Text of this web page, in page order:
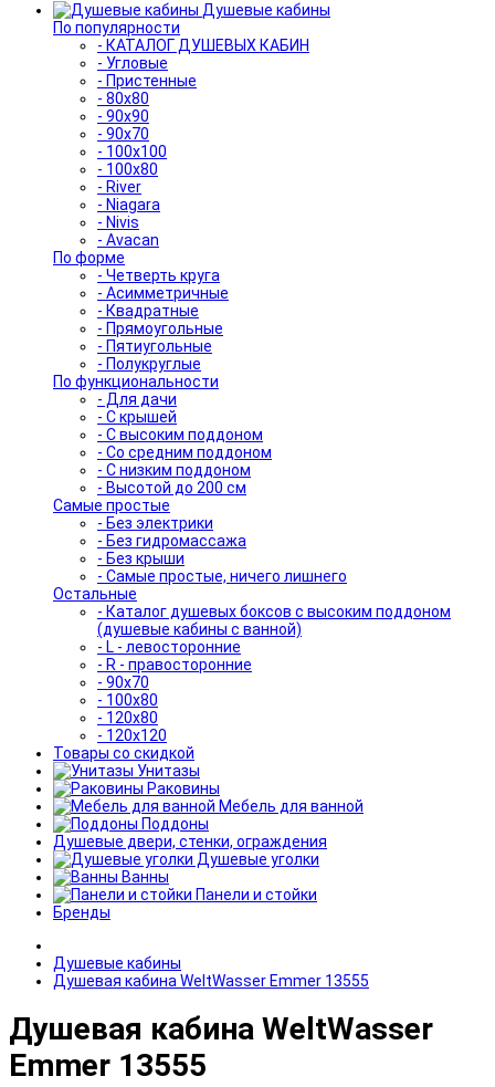
Душевые кабины
По популярности
- КАТАЛОГ ДУШЕВЫХ КАБИН
- Угловые
- Пристенные
- 80x80
- 90x90
- 90x70
- 100x100
- 100x80
- River
- Niagara
- Nivis
- Avacan
По форме
- Четверть круга
- Асимметричные
- Квадратные
- Прямоугольные
- Пятиугольные
- Полукруглые
По функциональности
- Для дачи
- С крышей
- С высоким поддоном
- Со средним поддоном
- С низким поддоном
- Высотой до 200 см
Самые простые
- Без электрики
- Без гидромассажа
- Без крыши
- Самые простые, ничего лишнего
Остальные
- Каталог душевых боксов с высоким поддоном
(душевые кабины с ванной)
- L - левосторонние
- R - правосторонние
- 90x70
- 100x80
- 120x80
- 120x120
Товары со скидкой
Унитазы
Раковины
Мебель для ванной
Поддоны
Душевые двери, стенки, ограждения
Душевые уголки
Ванны
Панели и стойки
Бренды
Душевые кабины
Душевая кабина WeltWasser Emmer 13555
Душевая кабина WeltWasser
Emmer 13555